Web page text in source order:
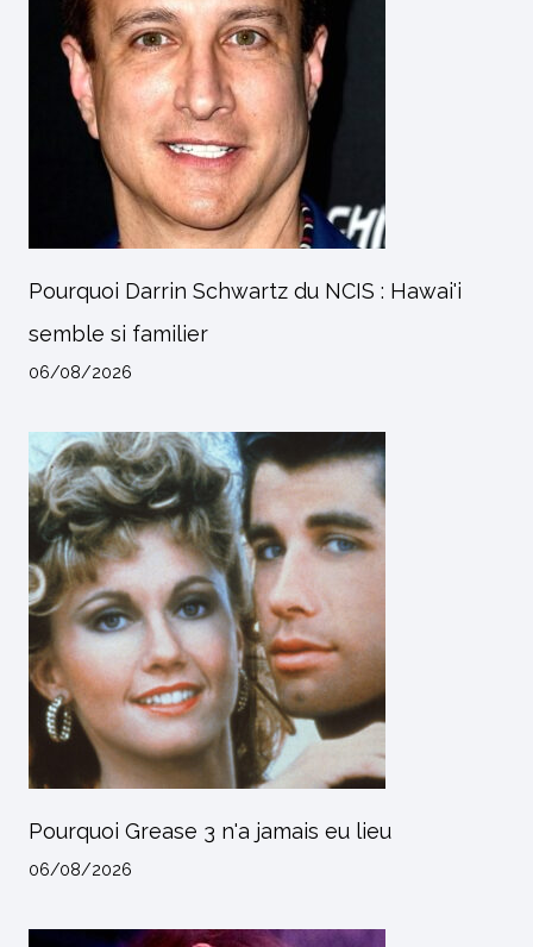
Pourquoi Darrin Schwartz du NCIS : Hawai'i
semble si familier
06/08/2026
Pourquoi Grease 3 n'a jamais eu lieu
06/08/2026